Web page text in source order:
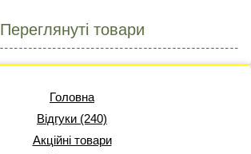
Переглянуті товари
Головна
Відгуки (240)
Акційні товари